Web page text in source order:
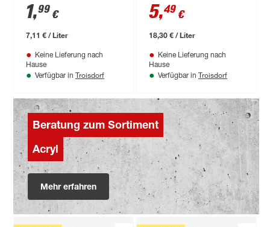
1,99 €
7,11 € / Liter
Keine Lieferung nach
Hause
Verfügbar in Troisdorf
5,49 €
18,30 € / Liter
Keine Lieferung nach
Hause
Verfügbar in Troisdorf
Beratung zum Sortiment
Acryl
Mehr erfahren